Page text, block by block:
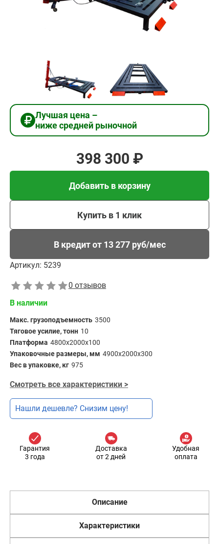
Лучшая цена –
ниже средней рыночной
398 300 ₽
Добавить в корзину
Купить в 1 клик
В кредит от 13 277 руб/мес
Артикул: 5239
0 отзывов
В наличии
Макс. грузоподъемность 3500
Тяговое усилие, тонн 10
Платформа 4800x2000х100
Упаковочные размеры, мм 4900x2000x300
Вес в упаковке, кг 975
Смотреть все характеристики >
Нашли дешевле? Снизим цену!
Гарантия
3 года
Доставка
от 2 дней
Удобная
оплата
Описание
Характеристики
Добавить в корзину
Купить в 1 клик
В кредит от 13 277 руб/